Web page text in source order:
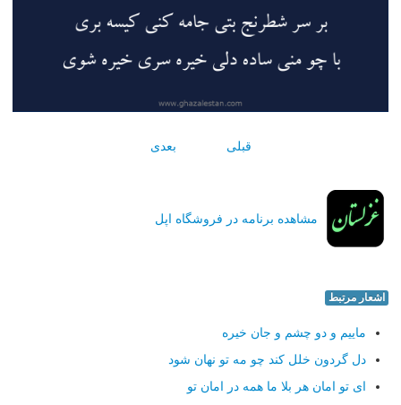
قبلی بعدی
مشاهده برنامه در فروشگاه اپل
اشعار مرتبط
ماییم و دو چشم و جان خیره
دل گردون خلل كند چو مه تو نهان شود
ای تو امان هر بلا ما همه در امان تو